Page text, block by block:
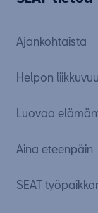
Ajankohtaista
Helpon
Luovaa
Aina eteenpäin
SEAT